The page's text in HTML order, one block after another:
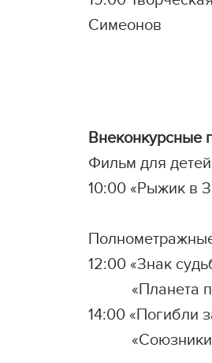
Симеонов
Внеконкурсные
Фильм для
10:00 «Рыжик в
12:00 «Знак
«Планета
14:00 «Погибли
«Союзники.